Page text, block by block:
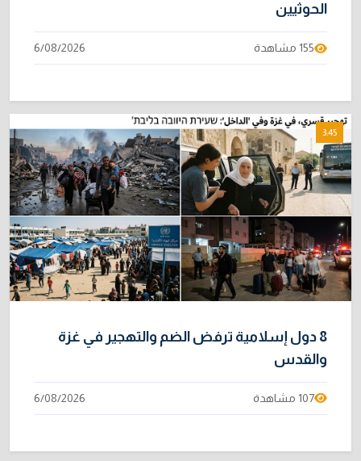
الحوثيين
155 مشاهدة 6/08/2026
3:45
8 دول إسلامية ترفض الضم والتهجير في غزة
والقدس
107 مشاهدة 6/08/2026